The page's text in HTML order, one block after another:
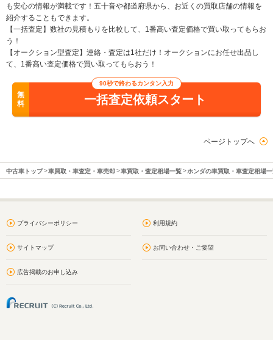
も安心の情報が満載です！五十音や都道府県から、お近くの買取店舗の情報を
紹介することもできます。
【一括査定】数社の見積もりを比較して、1番高い査定価格で買い取ってもらお
う！
【オークション型査定】連絡・査定は1社だけ！オークションにお任せ出品し
て、1番高い査定価格で買い取ってもらおう！
無
料
90秒で終わるカンタン入力
一括査定依頼スタート
ページトップへ
中古車トップ 車買取・車査定・車売却 車買取・査定相場一覧 ホンダの車買取・車査定相場
プライバシーポリシー 利用規約
サイトマップ お問い合わせ・ご要望
広告掲載のお申し込み